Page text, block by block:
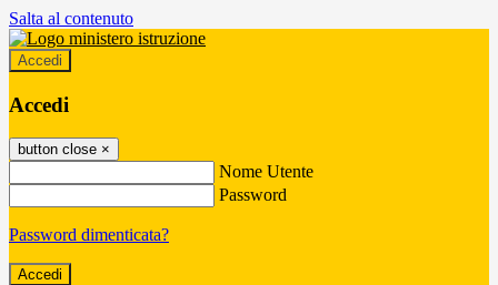
Salta al contenuto
Accedi
Accedi
button close ×
Nome Utente
Password
Password dimenticata?